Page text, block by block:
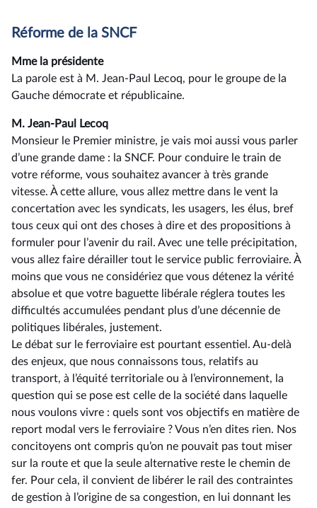
Réforme de la SNCF
Mme la présidente
La parole est à M. Jean-Paul Lecoq, pour le groupe de la
Gauche démocrate et républicaine.
M. Jean-Paul Lecoq
Monsieur le Premier ministre, je vais moi aussi vous parler
d’une grande dame : la SNCF. Pour conduire le train de
votre réforme, vous souhaitez avancer à très grande
vitesse. À cette allure, vous allez mettre dans le vent la
concertation avec les syndicats, les usagers, les élus, bref
tous ceux qui ont des choses à dire et des propositions à
formuler pour l’avenir du rail. Avec une telle précipitation,
vous allez faire dérailler tout le service public ferroviaire. À
moins que vous ne considériez que vous détenez la vérité
absolue et que votre baguette libérale réglera toutes les
difficultés accumulées pendant plus d’une décennie de
politiques libérales, justement.
Le débat sur le ferroviaire est pourtant essentiel. Au-delà
des enjeux, que nous connaissons tous, relatifs au
transport, à l’équité territoriale ou à l’environnement, la
question qui se pose est celle de la société dans laquelle
nous voulons vivre : quels sont vos objectifs en matière de
report modal vers le ferroviaire ? Vous n’en dites rien. Nos
concitoyens ont compris qu’on ne pouvait pas tout miser
sur la route et que la seule alternative reste le chemin de
fer. Pour cela, il convient de libérer le rail des contraintes
de gestion à l’origine de sa congestion, en lui donnant les